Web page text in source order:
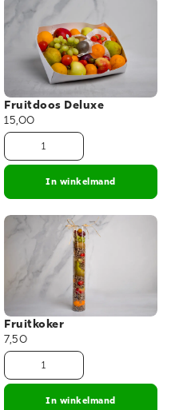
Fruitdoos Deluxe
15,00
In winkelmand
Fruitkoker
7,50
In winkelmand